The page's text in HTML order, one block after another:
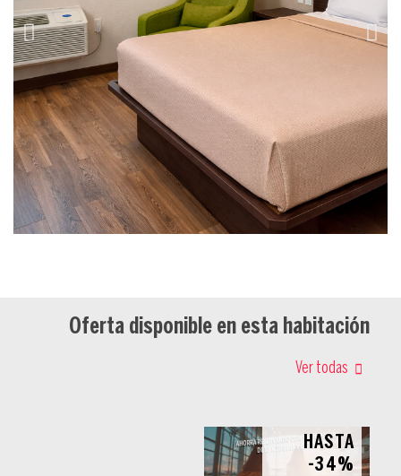
Oferta disponible en esta habitación
Ver todas
HASTA
-34%